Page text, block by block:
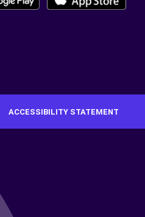
ACCESSIBILITY STATEMENT